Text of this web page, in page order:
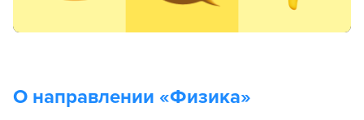
О направлении «Физика»